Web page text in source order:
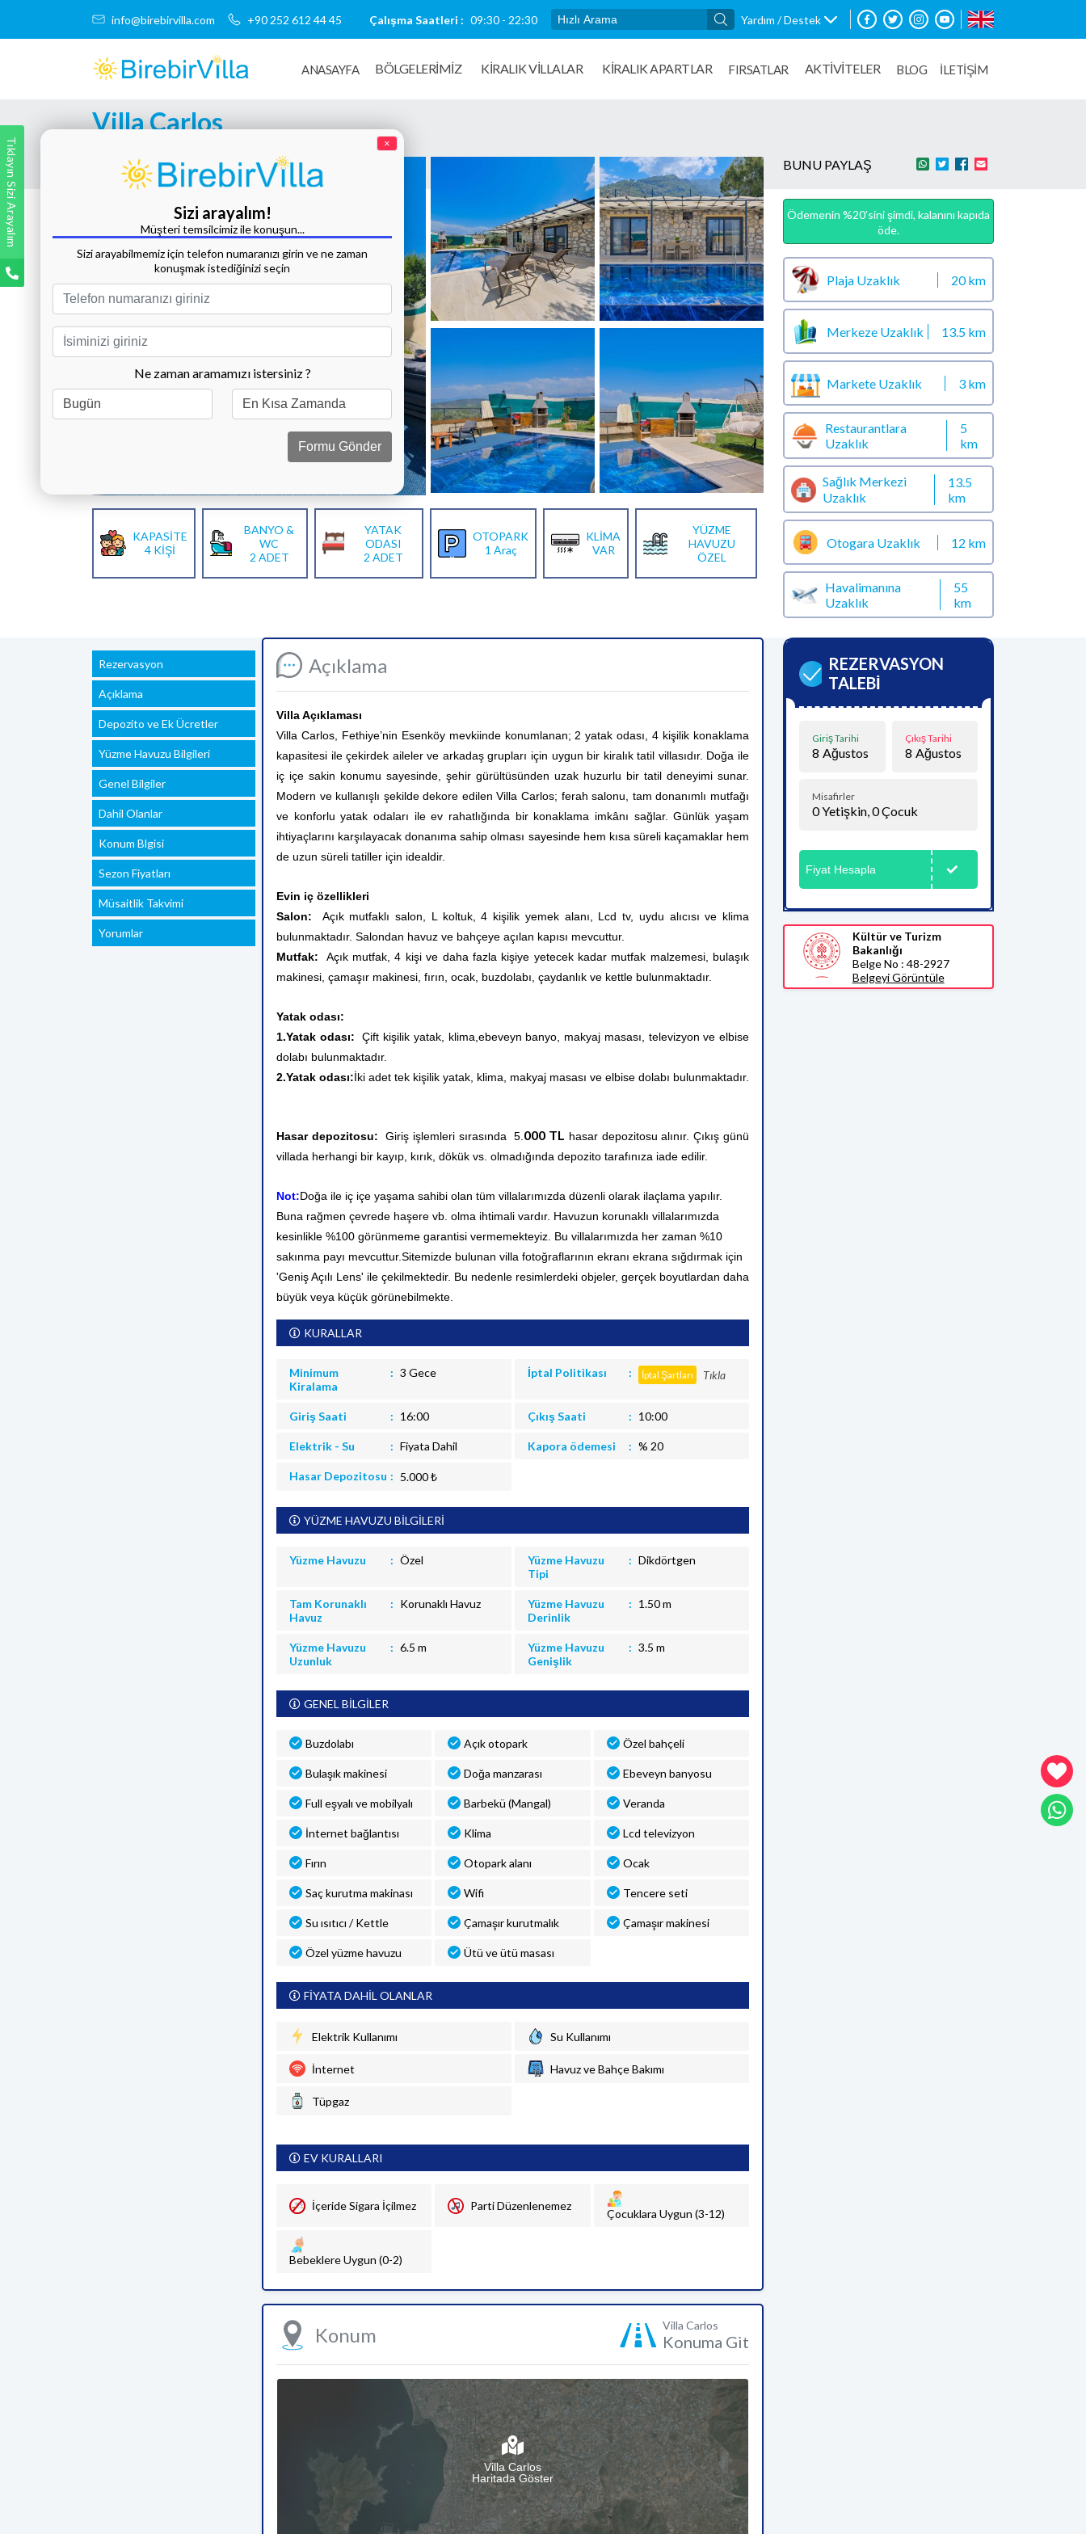
info@birebirvilla.com +90 252 612 44 45 Çalışma Saatleri : 09:30 - 22:30 Yardım / Destek
ANASAYFA BÖLGELERİMİZ KIRALIK VILLALAR KİRALIK APARTLAR FIRSATLAR AKTİVİTELER BLOG İLETİŞİM
Villa Carlos
Tüm Fotoğrafları Göster
KAPASİTE
4 KİŞİ
BANYO &
WC
2 ADET
YATAK
ODASI
2 ADET
OTOPARK
1 Araç
KLİMA
VAR
YÜZME
HAVUZU
ÖZEL
BUNU PAYLAŞ
Ödemenin %20’sini şimdi, kalanını kapıda
öde.
Plaja Uzaklık 20 km
Merkeze Uzaklık 13.5 km
Markete Uzaklık 3 km
Restaurantlara
Uzaklık
5
km
Sağlık Merkezi
Uzaklık
13.5
km
Otogara Uzaklık 12 km
Havalimanına
Uzaklık
55
km
Rezervasyon
Açıklama
Depozito ve Ek Ücretler
Yüzme Havuzu Bilgileri
Genel Bilgiler
Dahil Olanlar
Konum Blgisi
Sezon Fiyatları
Müsaitlik Takvimi
Yorumlar
Açıklama
Villa Açıklaması
Villa Carlos, Fethiye’nin Esenköy mevkiinde konumlanan; 2 yatak odası, 4 kişilik konaklama
kapasitesi ile çekirdek aileler ve arkadaş grupları için uygun bir kiralık tatil villasıdır. Doğa ile
iç içe sakin konumu sayesinde, şehir gürültüsünden uzak huzurlu bir tatil deneyimi sunar.
Modern ve kullanışlı şekilde dekore edilen Villa Carlos; ferah salonu, tam donanımlı mutfağı
ve konforlu yatak odaları ile ev rahatlığında bir konaklama imkânı sağlar. Günlük yaşam
ihtiyaçlarını karşılayacak donanıma sahip olması sayesinde hem kısa süreli kaçamaklar hem
de uzun süreli tatiller için idealdir.
Evin iç özellikleri
Salon:
Açık mutfaklı salon, L koltuk, 4 kişilik yemek alanı, Lcd tv, uydu alıcısı ve klima
bulunmaktadır. Salondan havuz ve bahçeye açılan kapısı mevcuttur.
Mutfak:
Açık mutfak, 4 kişi ve daha fazla kişiye yetecek kadar mutfak malzemesi, bulaşık
makinesi, çamaşır makinesi, fırın, ocak, buzdolabı, çaydanlık ve kettle bulunmaktadır.
Yatak odası:
1.Yatak odası:
Çift kişilik yatak, klima,ebeveyn banyo, makyaj masası, televizyon ve elbise
dolabı bulunmaktadır.
2.Yatak odası:İki adet tek kişilik yatak, klima, makyaj masası ve elbise dolabı bulunmaktadır.
Hasar depozitosu: Giriş işlemleri sırasında 5. 000 TL hasar depozitosu alınır. Çıkış günü
villada herhangi bir kayıp, kırık, dökük vs. olmadığında depozito tarafınıza iade edilir.
Not:Doğa ile iç içe yaşama sahibi olan tüm villalarımızda düzenli olarak ilaçlama yapılır.
Buna rağmen çevrede haşere vb. olma ihtimali vardır. Havuzun korunaklı villalarımızda
kesinlikle %100 görünmeme garantisi vermemekteyiz. Bu villalarımızda her zaman %10
sakınma payı mevcuttur.Sitemizde bulunan villa fotoğraflarının ekranı ekrana sığdırmak için
'Geniş Açılı Lens' ile çekilmektedir. Bu nedenle resimlerdeki objeler, gerçek boyutlardan daha
büyük veya küçük görünebilmekte.
KURALLAR
Minimum
Kiralama
3 Gece İptal Politikası İptal Şartları Tıkla
Giriş Saati 16:00 Çıkış Saati 10:00
Elektrik - Su Fiyata Dahil Kapora ödemesi % 20
Hasar Depozitosu 5.000 ₺
YÜZME HAVUZU BİLGİLERİ
Yüzme Havuzu Özel
Yüzme Havuzu
Tipi
Dikdörtgen
Tam Korunaklı
Havuz
Korunaklı Havuz
Yüzme Havuzu
Derinlik
1.50 m
Yüzme Havuzu
Uzunluk
6.5 m
Yüzme Havuzu
Genişlik
3.5 m
GENEL BİLGİLER
Buzdolabı Açık otopark Özel bahçeli
Bulaşık makinesi Doğa manzarası Ebeveyn banyosu
Full eşyalı ve mobilyalı Barbekü (Mangal) Veranda
İnternet bağlantısı Klima Lcd televizyon
Fırın Otopark alanı Ocak
Saç kurutma makinası Wifi Tencere seti
Su ısıtıcı / Kettle Çamaşır kurutmalık Çamaşır makinesi
Özel yüzme havuzu Ütü ve ütü masası
FİYATA DAHİL OLANLAR
Elektrik Kullanımı Su Kullanımı
İnternet Havuz ve Bahçe Bakımı
Tüpgaz
EV KURALLARI
İçeride Sigara İçilmez Parti Düzenlenemez
Çocuklara Uygun (3-12)
Bebeklere Uygun (0-2)
Konum Villa Carlos
Konuma Git
Villa Carlos
Haritada Göster
REZERVASYON
TALEBİ
Giriş Tarihi
8 Ağustos
Çıkış Tarihi
8 Ağustos
Misafirler
0Yetişkin,0Çocuk
Fiyat Hesapla
Kültür ve Turizm
Bakanlığı
Belge No : 48-2927
Belgeyi Görüntüle
Tıklayın Sizi Arayalım ×
Sizi arayalım!
Müşteri temsilcimiz ile konuşun...
Sizi arayabilmemiz için telefon numaranızı girin ve ne zaman
konuşmak istediğinizi seçin
Ne zaman aramamızı istersiniz ?
Formu Gönder